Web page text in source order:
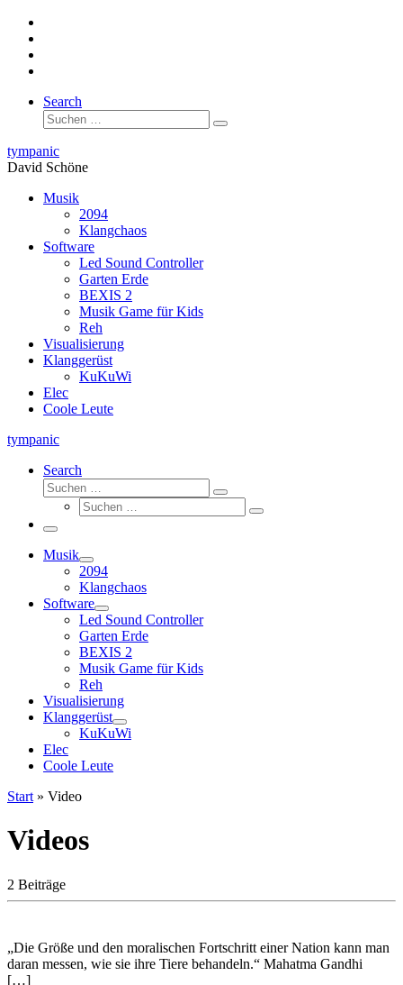
Zum
Inhalt
springen
Search
Suche
Suchen …
tympanic
David Schöne
Musik
2094
Klangchaos
Software
Led Sound Controller
Garten Erde
BEXIS 2
Musik Game für Kids
Reh
Visualisierung
Klanggerüst
KuKuWi
Elec
Coole Leute
tympanic
Search
Suche
Suchen …
Suche
Suchen …
Menü
Musik
2094
Klangchaos
Software
Led Sound Controller
Garten Erde
BEXIS 2
Musik Game für Kids
Reh
Visualisierung
Klanggerüst
KuKuWi
Elec
Coole Leute
Start » Video
Videos
2 Beiträge
„Die Größe und den moralischen Fortschritt einer Nation kann man
daran messen, wie sie ihre Tiere behandeln.“ Mahatma Gandhi
[…]